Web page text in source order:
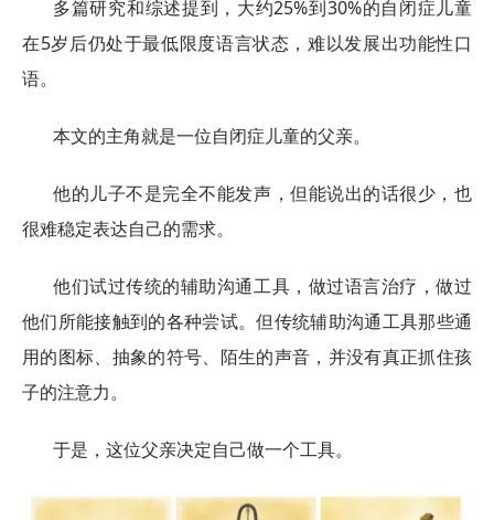
多篇研究和综述提到，大约25%到30%的自闭症儿童
在5岁后仍处于最低限度语言状态，难以发展出功能性口
语。
本文的主角就是一位自闭症儿童的父亲。
他的儿子不是完全不能发声，但能说出的话很少，也
很难稳定表达自己的需求。
他们试过传统的辅助沟通工具，做过语言治疗，做过
他们所能接触到的各种尝试。但传统辅助沟通工具那些通
用的图标、抽象的符号、陌生的声音，并没有真正抓住孩
子的注意力。
于是，这位父亲决定自己做一个工具。